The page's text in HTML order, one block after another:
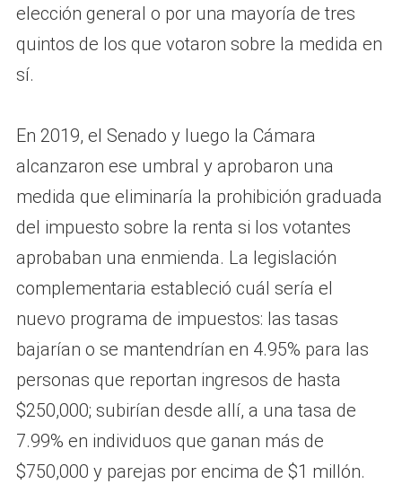
elección general o por una mayoría de tres
quintos de los que votaron sobre la medida en
sí.
En 2019, el Senado y luego la Cámara
alcanzaron ese umbral y aprobaron una
medida que eliminaría la prohibición graduada
del impuesto sobre la renta si los votantes
aprobaban una enmienda. La legislación
complementaria estableció cuál sería el
nuevo programa de impuestos: las tasas
bajarían o se mantendrían en 4.95% para las
personas que reportan ingresos de hasta
$250,000; subirían desde allí, a una tasa de
7.99% en individuos que ganan más de
$750,000 y parejas por encima de $1 millón.